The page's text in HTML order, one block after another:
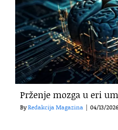
Prženje mozga u eri
ByRedakcija Magazina | 04/13/2026